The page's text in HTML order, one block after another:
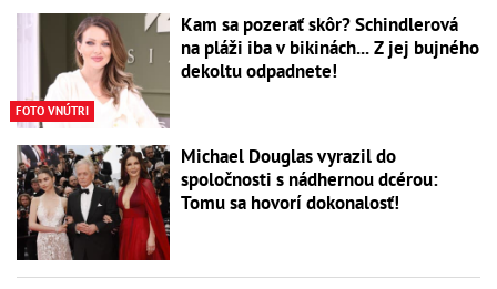
FOTO VNÚTRI
Kam sa pozerať skôr? Schindlerová
na pláži iba v bikinách... Z jej bujného
dekoltu odpadnete!
Michael Douglas vyrazil do
spoločnosti s nádhernou dcérou:
Tomu sa hovorí dokonalosť!